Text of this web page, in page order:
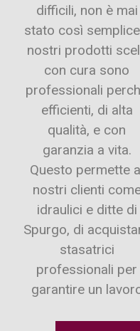
difficili, non è mai
stato così
nostri prodotti
con cura sono
professionali
efficienti, di alta
qualità, e con
garanzia a vita.
Questo permette
nostri clienti
idraulici e ditte di
Spurgo, di
stasatrici
professionali per
garantire un
esperti di settore è
molto importante,
per essere
a compiere un nuovo
lavoro idraulico
per il passa parola,
fondamentale in tutti i
mestieri. Quindi cosa
aspetti, richiedici
dimostrazione
prodotto, saremo lieti
ad eseguire
consulenza mirata